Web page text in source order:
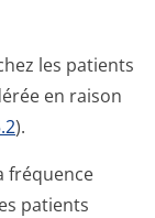
les patients
en raison
).
fréquence
patients